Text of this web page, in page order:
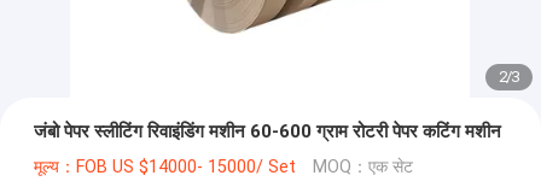
2/3
जंबो पेपर स्लीटिंग रिवाइंडिंग मशीन 60-600 ग्राम रोटरी पेपर कटिंग मशीन
मूल्य：FOB US $14000- 15000/ Set MOQ：एक सेट